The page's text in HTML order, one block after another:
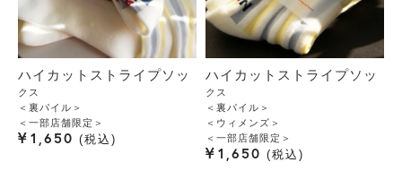
ハイカットストライプソッ
クス
＜裏パイル＞
＜一部店舗限定＞
¥ 1,650 税込
ハイカットストライプソッ
クス
＜裏パイル＞
＜ウィメンズ＞
＜一部店舗限定＞
¥ 1,650 税込